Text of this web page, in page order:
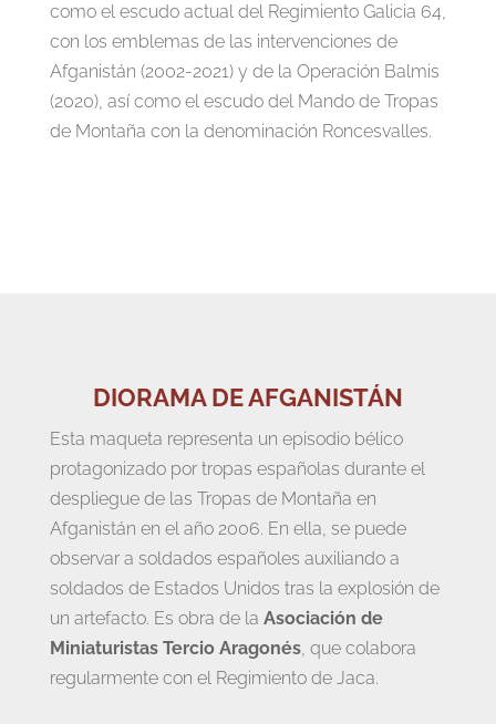
como el escudo actual del Regimiento Galicia 64,
con los emblemas de las intervenciones de
Afganistán (2002-2021) y de la Operación Balmis
(2020), así como el escudo del Mando de Tropas
de Montaña con la denominación Roncesvalles.
DIORAMA DE AFGANISTÁN
Esta maqueta representa un episodio bélico
protagonizado por tropas españolas durante el
despliegue de las Tropas de Montaña en
Afganistán en el año 2006. En ella, se puede
observar a soldados españoles auxiliando a
soldados de Estados Unidos tras la explosión de
un artefacto. Es obra de la Asociación de
Miniaturistas Tercio Aragonés, que colabora
regularmente con el Regimiento de Jaca.